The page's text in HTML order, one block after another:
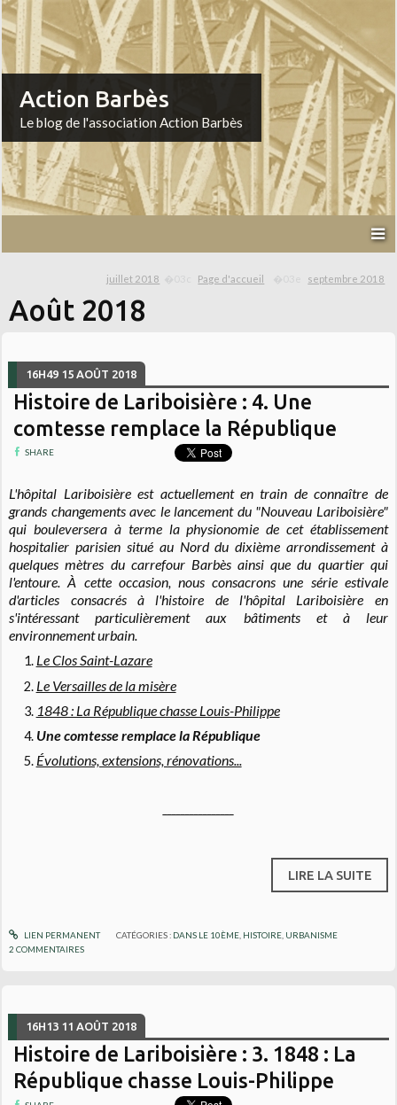
Action Barbès
Le blog de l'association Action Barbès
juillet 2018 Page d'accueil septembre 2018
Août 2018
16H49 15 AOÛT 2018
Histoire de Lariboisière : 4. Une
comtesse remplace la République
SHARE
L'hôpital Lariboisière est actuellement en train de connaître de
grands changements avec le lancement du "Nouveau Lariboisière"
qui bouleversera à terme la physionomie de cet établissement
hospitalier parisien situé au Nord du dixième arrondissement à
quelques mètres du carrefour Barbès ainsi que du quartier qui
l'entoure. À cette occasion, nous consacrons une série estivale
d'articles consacrés à l'histoire de l'hôpital Lariboisière en
s'intéressant particulièrement aux bâtiments et à leur
environnement urbain.
Le Clos Saint-Lazare
Le Versailles de la misère
1848 : La République chasse Louis-Philippe
Une comtesse remplace la République
Évolutions, extensions, rénovations...
LIRE LA SUITE
LIEN PERMANENT CATÉGORIES : DANS LE 10ÈME, HISTOIRE, URBANISME
2 COMMENTAIRES
16H13 11 AOÛT 2018
Histoire de Lariboisière : 3. 1848 : La
République chasse Louis-Philippe